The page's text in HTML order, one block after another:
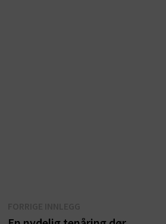
innlegg: